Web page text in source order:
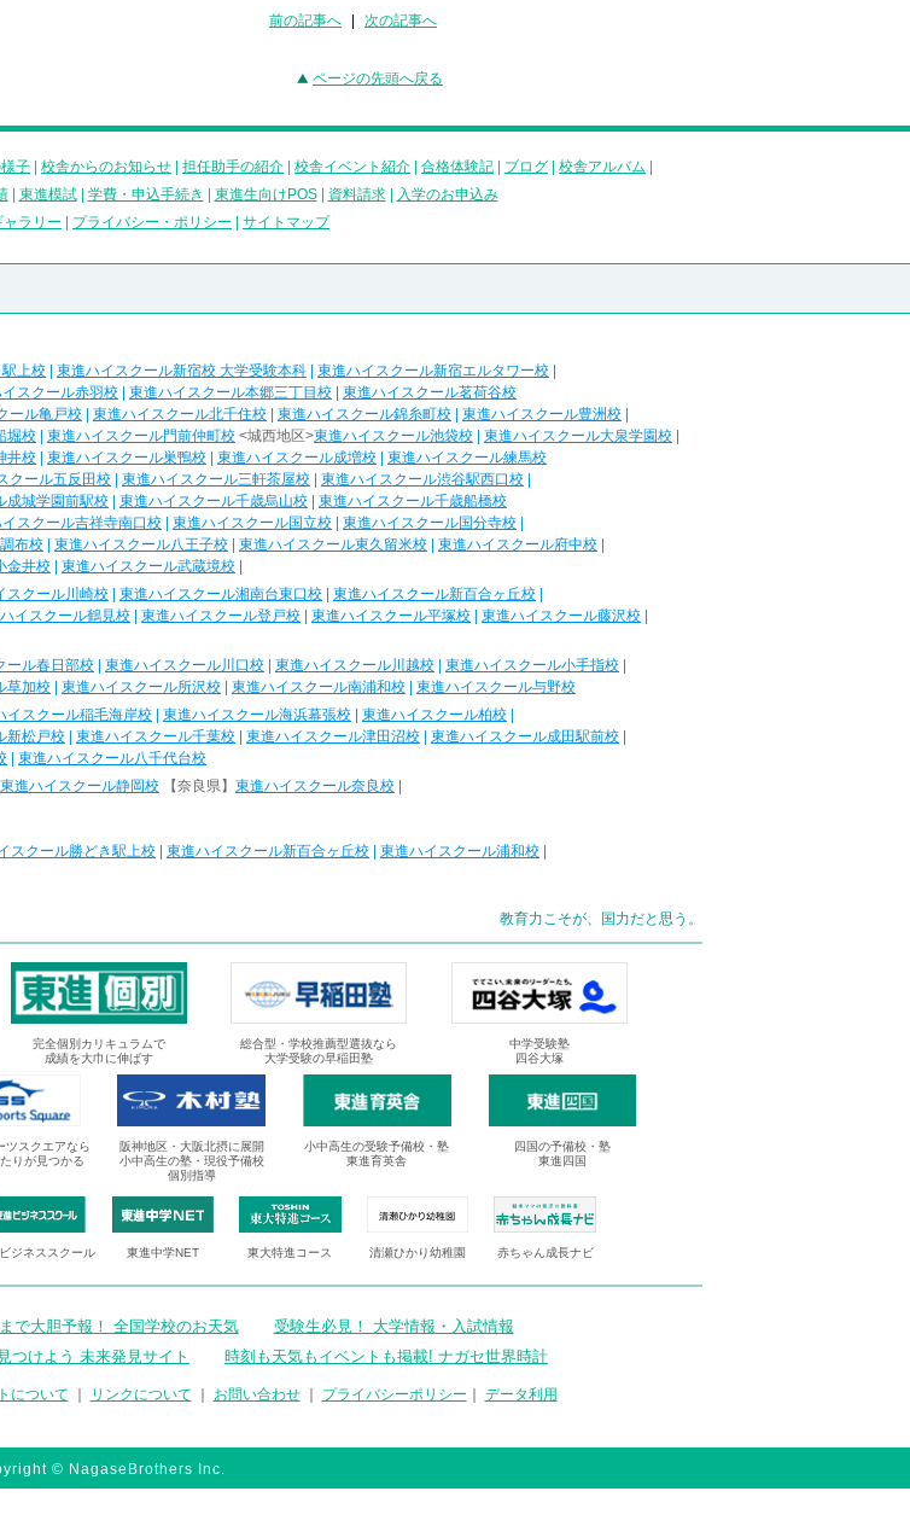
前の記事へ 次の記事へ
ページの先頭へ戻る
子 校舎からのお知らせ 担任助手の紹介 校舎イベント紹介 合格体験記 ブログ 校舎アルバム
| 東進模試| 学費・申込手続き 東進生向けPOS| 資料請求|
入学のお申込み
ラリー プライバシー・ポリシー サイトマップ
上校 東進ハイスクール新宿校 大学受験本科 東進ハイスクール新宿エルタワー校
スクール赤羽校 東進ハイスクール本郷三丁目校
東進ハイスクール茗荷谷校
ール亀戸校 東進ハイスクール北千住校 東進ハイスクール錦糸町校 東進ハイスクール豊洲校
堀校 東進ハイスクール門前仲町校 <城西地区>東進ハイスクール池袋校 東進ハイスクール大泉学園校
井校 東進ハイスクール巣鴨校 東進ハイスクール成増校
東進ハイスクール練馬校
クール五反田校 東進ハイスクール三軒茶屋校 東進ハイスクール渋谷駅西口校
成城学園前駅校 東進ハイスクール千歳烏山校
東進ハイスクール千歳船橋校
スクール吉祥寺南口校 東進ハイスクール国立校 東進ハイスクール国分寺校
布校 東進ハイスクール八王子校 東進ハイスクール東久留米校 東進ハイスクール府中校
金井校 東進ハイスクール武蔵境校
スクール川崎校 東進ハイスクール湘南台東口校 東進ハイスクール新百合ヶ丘校
イスクール鶴見校 東進ハイスクール登戸校 東進ハイスクール平塚校 東進ハイスクール藤沢校
ール春日部校 東進ハイスクール川口校 東進ハイスクール川越校 東進ハイスクール小手指校
草加校 東進ハイスクール所沢校 東進ハイスクール南浦和校
東進ハイスクール与野校
イスクール稲毛海岸校 東進ハイスクール海浜幕張校 東進ハイスクール柏校
新松戸校 東進ハイスクール千葉校 東進ハイスクール津田沼校 東進ハイスクール成田駅前校
東進ハイスクール八千代台校
東進ハイスクール静岡校 【奈良県】 東進ハイスクール奈良校
スクール勝どき駅上校 東進ハイスクール新百合ヶ丘校 東進ハイスクール浦和校
教育力こそが、国力だと思う。
完全個別カリキュラムで
成績を大巾に伸ばす
総合型・学校推薦型選抜なら
大学受験の早稲田塾
中学受験塾
四谷大塚
ツスクエアなら
りが見つかる
阪神地区・大阪北摂に展開
小中高生の塾・現役予備校
個別指導
小中高生の受験予備校・塾
東進育英舎
四国の予備校・塾
東進四国
ジネススクール 東進中学NET 東大特進コース 清瀬ひかり幼稚園 赤ちゃん成長ナビ
で大胆予報！ 全国学校のお天気
受験生必見！ 大学情報・入試情報
つけよう 未来発見サイト 時刻も天気もイベントも掲載! ナガセ世界時計
について リンクについて お問い合わせ｜ プライバシーポリシー データ利用
© NagaseBrothers Inc.